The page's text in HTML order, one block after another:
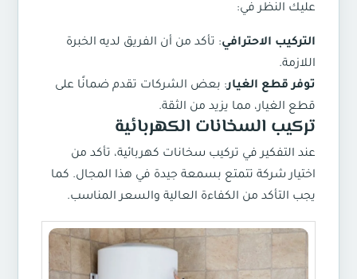
عليك النظر في:
التركيب الاحترافي: تأكد من أن الفريق لديه الخبرة
اللازمة.
توفر قطع الغيار: بعض الشركات تقدم ضمانًا على
قطع الغيار، مما يزيد من الثقة.
تركيب السخانات الكهربائية
عند التفكير في تركيب سخانات كهربائية، تأكد من
اختيار شركة تتمتع بسمعة جيدة في هذا المجال. كما
يجب التأكد من الكفاءة العالية والسعر المناسب.